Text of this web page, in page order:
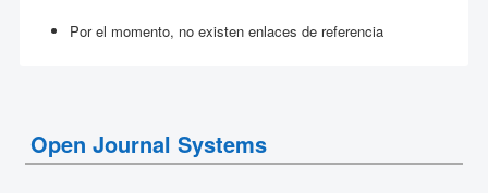
Por el momento, no existen enlaces de referencia
Open Journal Systems